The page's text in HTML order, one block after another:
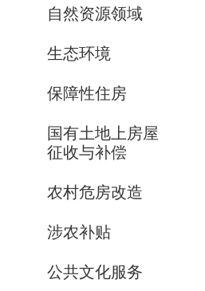
自然资源领域
生态环境
保障性住房
国有土地上房屋
征收与补偿
农村危房改造
涉农补贴
公共文化服务